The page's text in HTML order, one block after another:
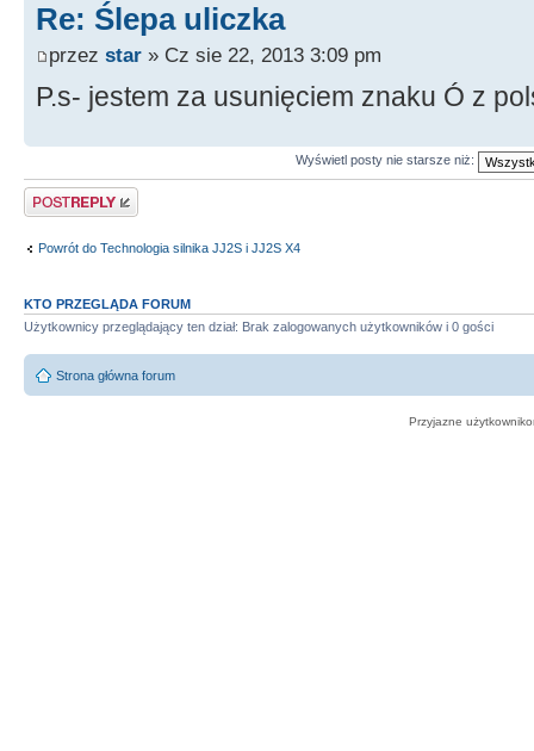
Re: Ślepa uliczka
przez star » Cz sie 22, 2013 3:09 pm
P.s- jestem za usunięciem znaku Ó z
Wyświetl posty nie starsze niż:
Odpowiedz
Powrót do Technologia silnika JJ2S i JJ2S X4
KTO PRZEGLĄDA FORUM
Użytkownicy przeglądający ten dział: Brak zalogowanych użytkowników i 0 gości
Strona główna forum
Przyjazne